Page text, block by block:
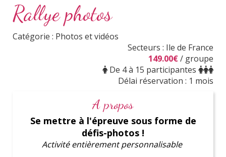
Tu viens d'apprendre le mariage d'une femme qui
t'est proche et tu es envahie d'une grande émotion.
elle te désigne comme
Te voilà donc arrivée sur notre formidable site pour
comprendre en quoi consiste ton rôle et comment lui
organiser un EVJF qu'elle va adorer !
On te prévient :Ici tu vas devenir uneParfaite
Rallye photos
Catégorie : Photos et vidéos
Secteurs : Ile de France
149.00€/ groupe
De 4 à 15 participantes
Délai réservation : 1 mois
A propos
Se mettre à l'épreuve sous forme de
défis-photos !
Activité entièrement personnalisable